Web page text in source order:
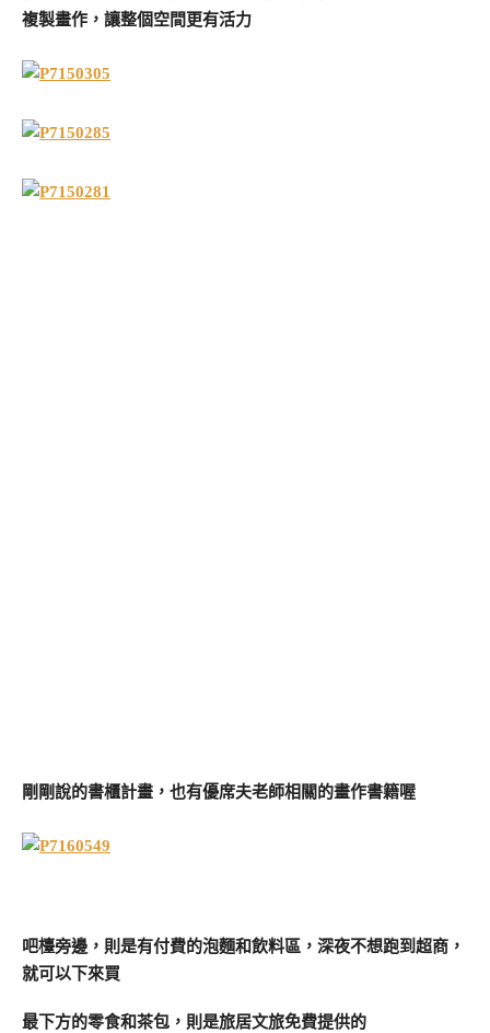
複製畫作，讓整個空間更有活力
剛剛說的書櫃計畫，也有優席夫老師相關的畫作書籍喔
吧檯旁邊，則是有付費的泡麵和飲料區，深夜不想跑到超商，
就可以下來買
最下方的零食和茶包，則是旅居文旅免費提供的